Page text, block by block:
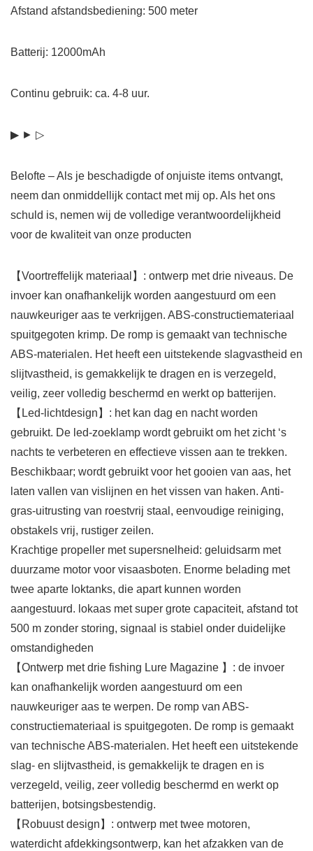
Afstand afstandsbediening: 500 meter
Batterij: 12000mAh
Continu gebruik: ca. 4-8 uur.
▶ ► ▷
Belofte – Als je beschadigde of onjuiste items ontvangt,
neem dan onmiddellijk contact met mij op. Als het ons
schuld is, nemen wij de volledige verantwoordelijkheid
voor de kwaliteit van onze producten
【Voortreffelijk materiaal】: ontwerp met drie niveaus. De
invoer kan onafhankelijk worden aangestuurd om een
nauwkeuriger aas te verkrijgen. ABS-constructiemateriaal
spuitgegoten krimp. De romp is gemaakt van technische
ABS-materialen. Het heeft een uitstekende slagvastheid en
slijtvastheid, is gemakkelijk te dragen en is verzegeld,
veilig, zeer volledig beschermd en werkt op batterijen.
【Led-lichtdesign】: het kan dag en nacht worden
gebruikt. De led-zoeklamp wordt gebruikt om het zicht ‘s
nachts te verbeteren en effectieve vissen aan te trekken.
Beschikbaar; wordt gebruikt voor het gooien van aas, het
laten vallen van vislijnen en het vissen van haken. Anti-
gras-uitrusting van roestvrij staal, eenvoudige reiniging,
obstakels vrij, rustiger zeilen.
Krachtige propeller met supersnelheid: geluidsarm met
duurzame motor voor visaasboten. Enorme belading met
twee aparte loktanks, die apart kunnen worden
aangestuurd. lokaas met super grote capaciteit, afstand tot
500 m zonder storing, signaal is stabiel onder duidelijke
omstandigheden
【Ontwerp met drie fishing Lure Magazine 】: de invoer
kan onafhankelijk worden aangestuurd om een
nauwkeuriger aas te werpen. De romp van ABS-
constructiemateriaal is spuitgegoten. De romp is gemaakt
van technische ABS-materialen. Het heeft een uitstekende
slag- en slijtvastheid, is gemakkelijk te dragen en is
verzegeld, veilig, zeer volledig beschermd en werkt op
batterijen, botsingsbestendig.
【Robuust design】: ontwerp met twee motoren,
waterdicht afdekkingsontwerp, kan het afzakken van de